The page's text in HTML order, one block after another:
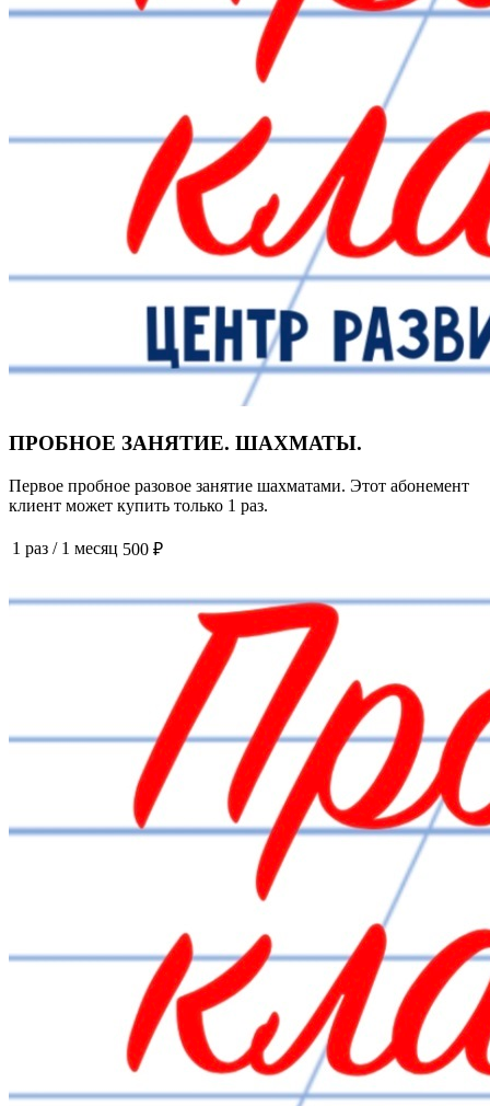
ПРОБНОЕ ЗАНЯТИЕ. ШАХМАТЫ.
Первое пробное разовое занятие шахматами. Этот абонемент
клиент может купить только 1 раз.
1 раз / 1 месяц 500 ₽